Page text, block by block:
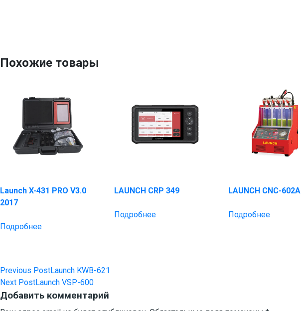
Похожие товары
Launch X-431 PRO V3.0
2017
Подробнее
LAUNCH CRP 349
Подробнее
LAUNCH CNC-602A
Подробнее
Навигация
по
Previous PostLaunch KWB-621
Next PostLaunch VSP-600
Добавить комментарий